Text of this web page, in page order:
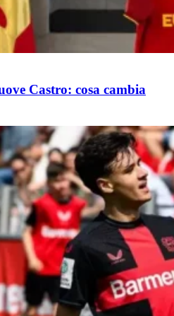
Castro: cosa cambia